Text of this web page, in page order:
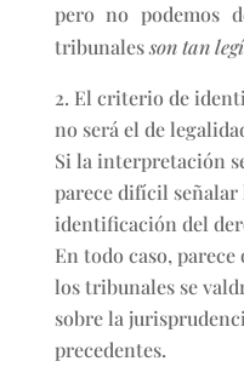
pero no podemos
tribunalesson tan
El criterio de
no será el de
Si la interpretación
parece difícil
identificación del
En todo caso,
los tribunales se
sobre la
precedentes.